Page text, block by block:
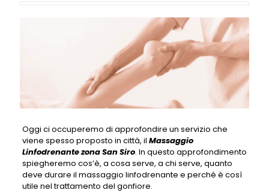
Oggi ci occuperemo di approfondire un servizio che
viene spesso proposto in città, il Massaggio
Linfodrenante zona San Siro. In questo approfondimento
spiegheremo cos’è, a cosa serve, a chi serve, quanto
deve durare il massaggio linfodrenante e perché è così
utile nel trattamento del gonfiore.